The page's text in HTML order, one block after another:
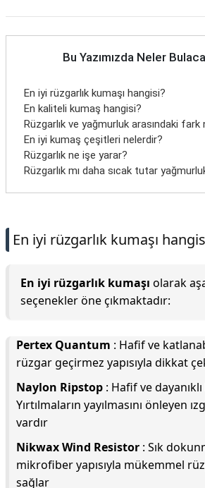
Bu Yazımızda Neler
En iyi rüzgarlık kumaşı hangisi?
En kaliteli kumaş hangisi?
Rüzgarlık ve yağmurluk arasındaki fark
En iyi kumaş çeşitleri nelerdir?
Rüzgarlık ne işe yarar?
Rüzgarlık mı daha sıcak tutar
En iyi rüzgarlık kumaşı
En iyi rüzgarlık kumaşı olarak
seçenekler öne çıkmaktadır:
Pertex Quantum : Hafif ve
rüzgar geçirmez yapısıyla dikkat
Naylon Ripstop : Hafif ve
Yırtılmaların yayılmasını önleyen
vardır
Nikwax Wind Resistor : Sık
mikrofiber yapısıyla mükemmel
sağlar